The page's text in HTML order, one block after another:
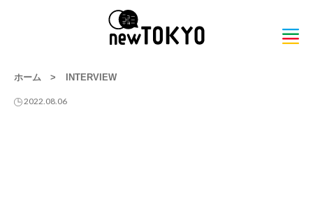
ホーム > INTERVIEW
2022.08.06